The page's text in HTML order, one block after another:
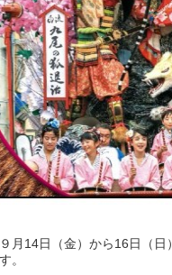
月14日（金）から16日（日
。